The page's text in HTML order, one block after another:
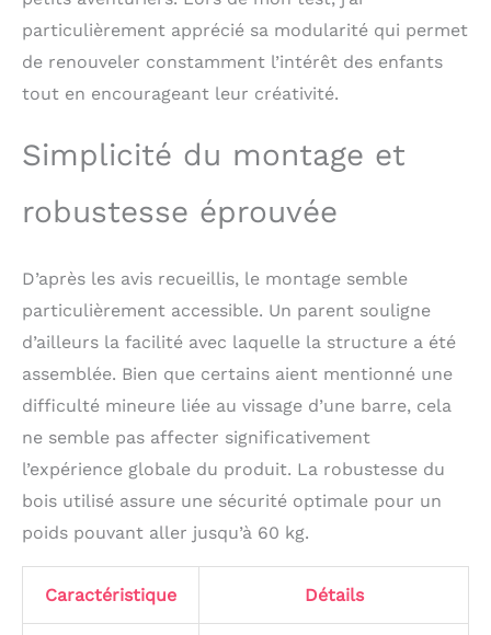
vous pouvez régler le
souhaité qui convient à
votre bébé : niveau
Construction sûre et
bois de pin et peinture
sans BPA.
Contrairement aux
barres faciles à casser,
nos barres en bois
robustes garantissent
avec une capacité de
charge totale de 60 kg.
Comparée aux planches
tranchants et des
bavures, notre planche
bavures est plus sûre à
utiliser.
Cadeau
particulièrement apprécié sa modularité qui permet
de renouveler constamment l’intérêt des enfants
tout en encourageant leur créativité.
Simplicité du montage et
robustesse éprouvée
D’après les avis recueillis, le montage semble
particulièrement accessible. Un parent souligne
d’ailleurs la facilité avec laquelle la structure a été
assemblée. Bien que certains aient mentionné une
difficulté mineure liée au vissage d’une barre, cela
ne semble pas affecter significativement
l’expérience globale du produit. La robustesse du
bois utilisé assure une sécurité optimale pour un
poids pouvant aller jusqu’à 60 kg.
Caractéristique Détails